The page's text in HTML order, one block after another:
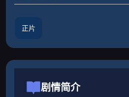
正片
剧情简介